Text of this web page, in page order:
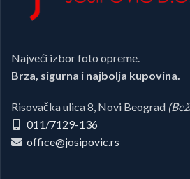
Najveći izbor foto opreme.
Brza, sigurna i najbolja kupovina.
Risovačka ulica 8, Novi Beograd
011/7129-136
office@josipovic.rs